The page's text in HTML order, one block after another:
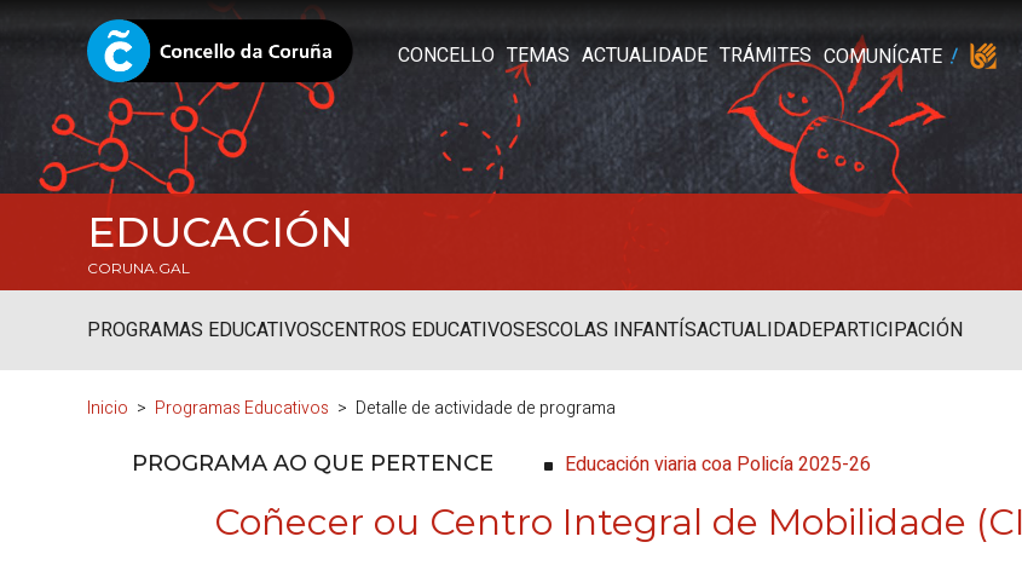
CONCELLO TEMAS ACTUALIDADE TRÁMITES COMUNÍCATE
EDUCACIÓN
CORUNA.GAL
PROGRAMAS EDUCATIVOSCENTROS EDUCATIVOSESCOLAS INFANTÍSACTUALIDADEPARTICIPACIÓN
Inicio Programas Educativos Detalle de actividade de programa
PROGRAMA AO QUE PERTENCE Educación viaria coa Policía 2025-26
Coñecer ou Centro Integral de Mobilidade